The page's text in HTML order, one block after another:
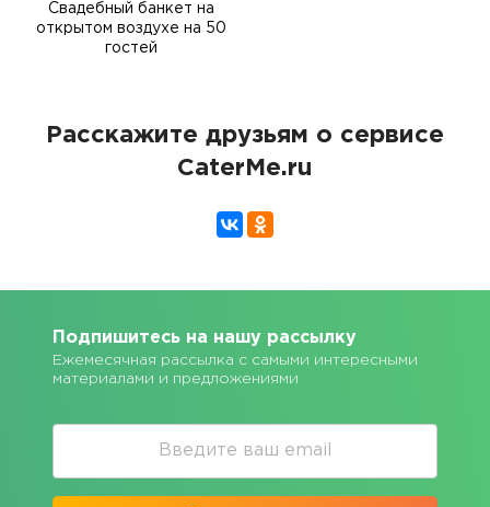
Свадебный банкет на
открытом воздухе на 50
гостей
Расскажите друзьям о сервисе
CaterMe.ru
Подпишитесь на нашу рассылку
Ежемесячная рассылка с самыми интересными
материалами и предложениями